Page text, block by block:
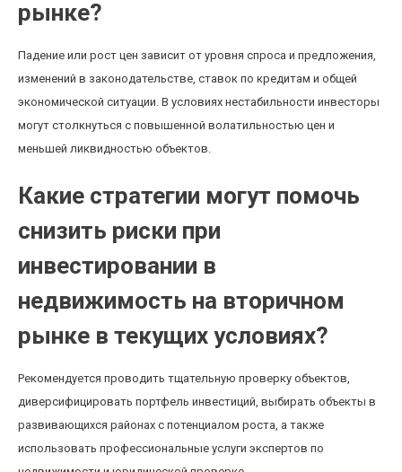
рынке?
Падение или рост цен зависит от уровня спроса и предложения,
изменений в законодательстве, ставок по кредитам и общей
экономической ситуации. В условиях нестабильности инвесторы
могут столкнуться с повышенной волатильностью цен и
меньшей ликвидностью объектов.
Какие стратегии могут помочь
снизить риски при
инвестировании в
недвижимость на вторичном
рынке в текущих условиях?
Рекомендуется проводить тщательную проверку объектов,
диверсифицировать портфель инвестиций, выбирать объекты в
развивающихся районах с потенциалом роста, а также
использовать профессиональные услуги экспертов по